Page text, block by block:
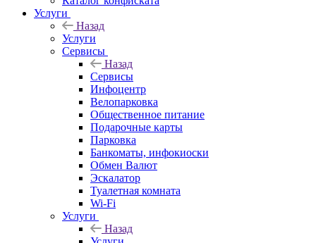
Услуги
Назад
Услуги
Сервисы
Назад
Сервисы
Инфоцентр
Велопарковка
Общественное питание
Подарочные карты
Парковка
Банкоматы, инфокиоски
Обмен Валют
Эскалатор
Туалетная комната
Wi-Fi
Услуги
Назад